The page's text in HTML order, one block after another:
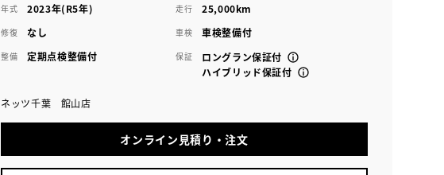
年式 2023年(R5年) 走行 25,000km
修復 なし 車検 車検整備付
整備 定期点検整備付 保証
ロングラン保証付
ハイブリッド保証付
ネッツ千葉 館山店
オンライン見積り・注文